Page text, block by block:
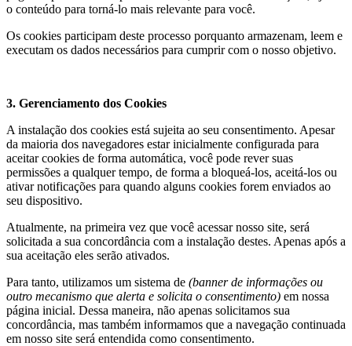
o conteúdo para torná-lo mais relevante para você.
Os cookies participam deste processo porquanto armazenam, leem e
executam os dados necessários para cumprir com o nosso objetivo.
3. Gerenciamento dos Cookies
A instalação dos cookies está sujeita ao seu consentimento. Apesar
da maioria dos navegadores estar inicialmente configurada para
aceitar cookies de forma automática, você pode rever suas
permissões a qualquer tempo, de forma a bloqueá-los, aceitá-los ou
ativar notificações para quando alguns cookies forem enviados ao
seu dispositivo.
Atualmente, na primeira vez que você acessar nosso site, será
solicitada a sua concordância com a instalação destes. Apenas após a
sua aceitação eles serão ativados.
Para tanto, utilizamos um sistema de (banner de informações ou
outro mecanismo que alerta e solicita o consentimento) em nossa
página inicial. Dessa maneira, não apenas solicitamos sua
concordância, mas também informamos que a navegação continuada
em nosso site será entendida como consentimento.